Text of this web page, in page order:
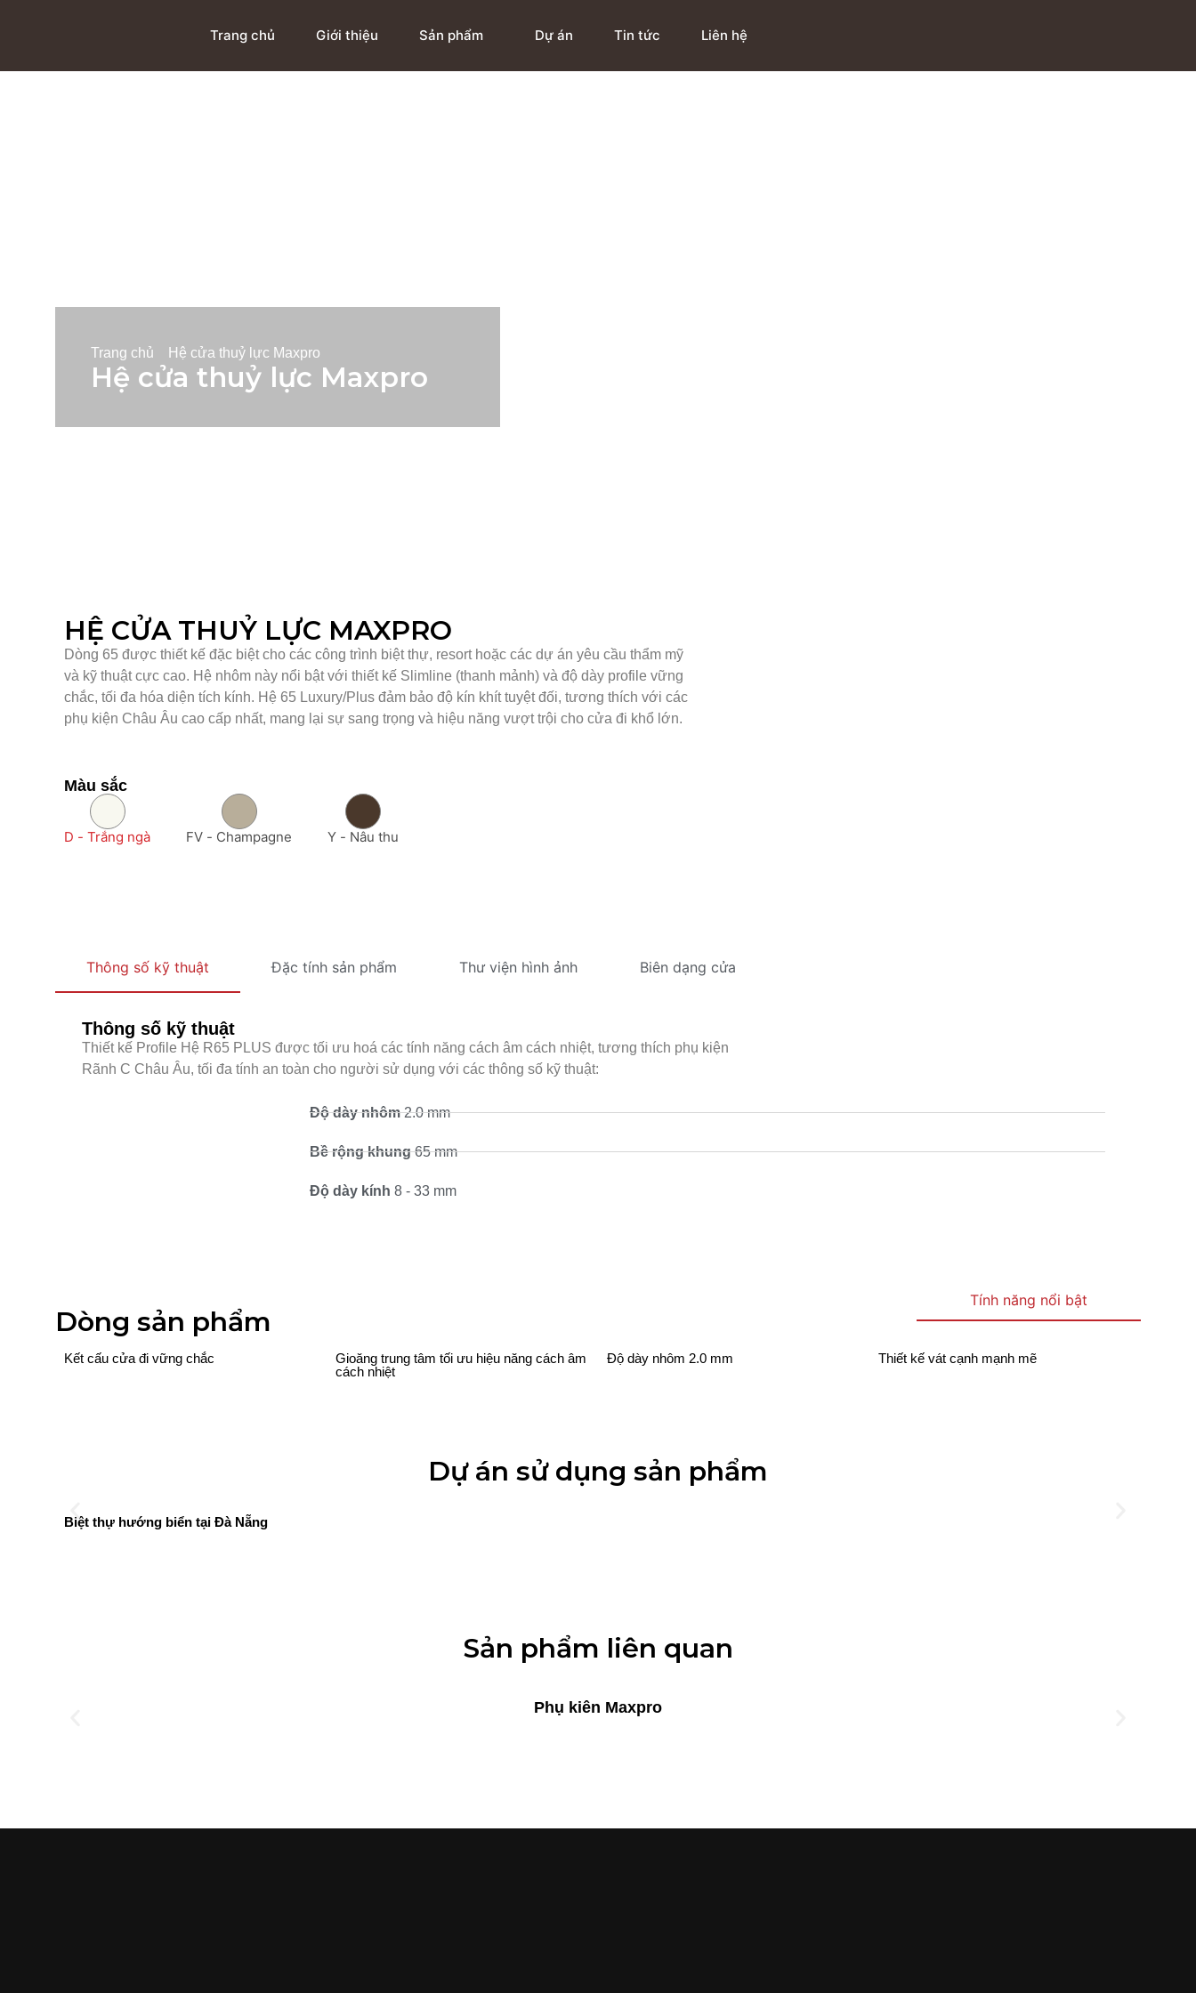
Trang chủ Giới thiệu Sản phẩm Dự án Tin tức Liên hệ
Trang chủ Hệ cửa thuỷ lực Maxpro
Hệ cửa thuỷ lực Maxpro
HỆ CỬA THUỶ LỰC MAXPRO
Dòng 65 được thiết kế đặc biệt cho các công trình biệt thự, resort hoặc các dự án yêu cầu thẩm mỹ
và kỹ thuật cực cao. Hệ nhôm này nổi bật với thiết kế Slimline (thanh mảnh) và độ dày profile vững
chắc, tối đa hóa diện tích kính. Hệ 65 Luxury/Plus đảm bảo độ kín khít tuyệt đối, tương thích với các
phụ kiện Châu Âu cao cấp nhất, mang lại sự sang trọng và hiệu năng vượt trội cho cửa đi khổ lớn.
Màu sắc
D - Trắng ngà FV - Champagne Y - Nâu thu
Thông số kỹ thuật Đặc tính sản phẩm Thư viện hình ảnh Biên dạng cửa
Thông số kỹ thuật
Thiết kế Profile Hệ R65 PLUS được tối ưu hoá các tính năng cách âm cách nhiệt, tương thích phụ kiện
Rãnh C Châu Âu, tối đa tính an toàn cho người sử dụng với các thông số kỹ thuật:
Độ dày nhôm2.0 mm
Bề rộng khung65 mm
Độ dày kính 8 - 33 mm
Dòng sản phẩm
Tính năng nổi bật
Kết cấu cửa đi vững chắc
Gioăng trung tâm tối ưu hiệu năng cách âm
cách nhiệt
Độ dày nhôm 2.0 mm Thiết kế vát cạnh mạnh mẽ
Dự án sử dụng sản phẩm
Biệt thự hướng biển tại Đà Nẵng
Sản phẩm liên quan
Phụ kiên Maxpro